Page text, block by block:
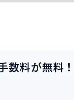
数料が無料！